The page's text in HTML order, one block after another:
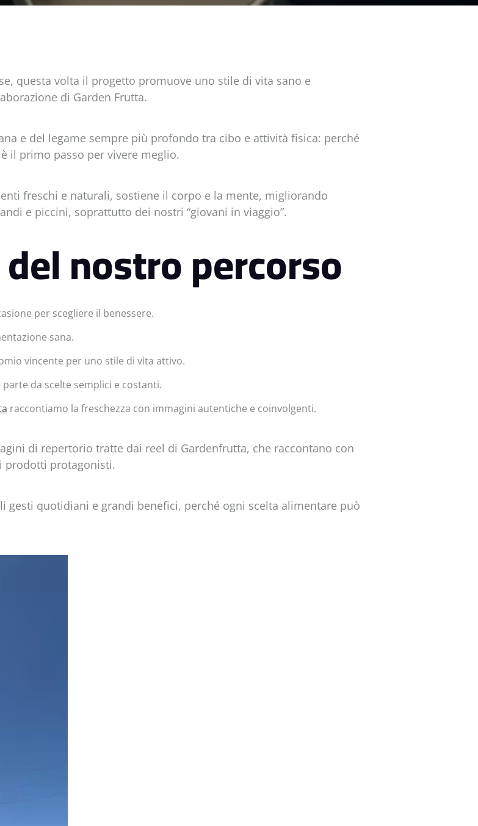
questa volta il progetto promuove uno stile di vita sano e
di Garden Frutta.
e del legame sempre più profondo tra cibo e attività fisica: perché
il primo passo per vivere meglio.
freschi e naturali, sostiene il corpo e la mente, migliorando
e piccini, soprattutto dei nostri “giovani in viaggio”.
nostro percorso
per scegliere il benessere.
sana.
vincente per uno stile di vita attivo.
da scelte semplici e costanti.
raccontiamo la freschezza con immagini autentiche e coinvolgenti.
di repertorio tratte dai reel di Gardenfrutta, che raccontano con
prodotti protagonisti.
gesti quotidiani e grandi benefici, perché ogni scelta alimentare può